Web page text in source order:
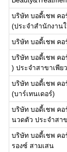
บริษัท บอดี้เชพ คอ
(ประจำสำนักงาน
บริษัท บอดี้เชพ คอ
บริษัท บอดี้เชพ คอ
) ประจำสาขาเพีย
บริษัท บอดี้เชพ คอ
(บาร์เทนเดอร์)
บริษัท บอดี้เชพ คอ
นวดตัว ประจำสา
บริษัท บอดี้เชพ คอ
รองซ์ สามเสน